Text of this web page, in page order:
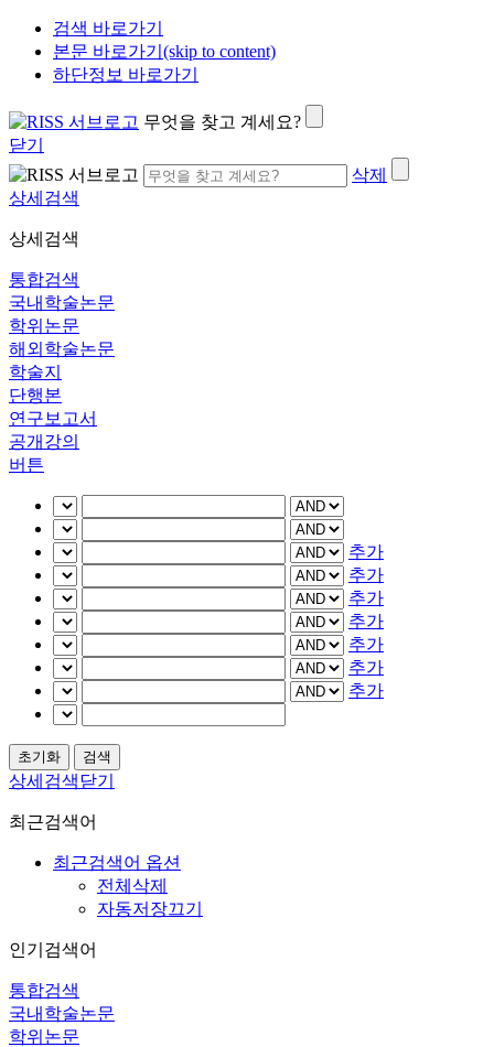
검색 바로가기
본문 바로가기(skip to content)
하단정보 바로가기
무엇을 찾고 계세요?
닫기
삭제
상세검색
상세검색
통합검색
국내학술논문
학위논문
해외학술논문
학술지
단행본
연구보고서
공개강의
버튼
추가
추가
추가
추가
추가
추가
추가
상세검색닫기
최근검색어
최근검색어 옵션
전체삭제
자동저장끄기
인기검색어
통합검색
국내학술논문
학위논문